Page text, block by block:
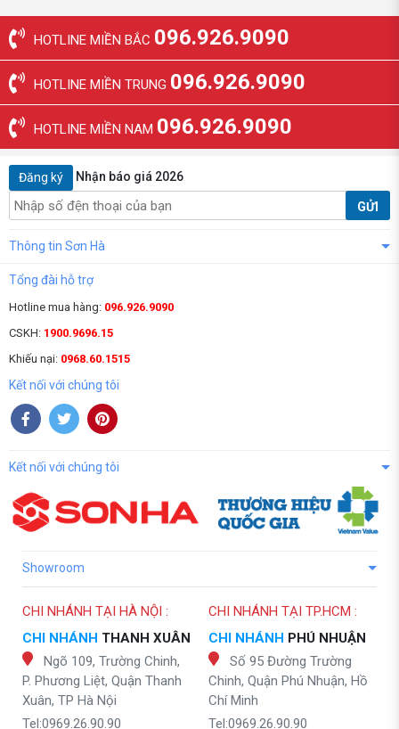
HOTLINE MIỀN BẮC 096.926.9090
HOTLINE MIỀN TRUNG 096.926.9090
HOTLINE MIỀN NAM 096.926.9090
Đăng ký Nhận báo giá 2026
GỬI
Thông tin Sơn Hà
Tổng đài hỗ trợ
Hotline mua hàng: 096.926.9090
CSKH: 1900.9696.15
Khiếu nại: 0968.60.1515
Kết nối với chúng tôi
Kết nối với chúng tôi
Showroom
CHI NHÁNH TẠI HÀ NỘI :
CHI NHÁNH THANH XUÂN
Ngõ 109, Trường Chinh,
P. Phương Liệt, Quận Thanh
Xuân, TP Hà Nội
Tel:0969.26.90.90
CHI NHÁNH TẠI TP.HCM :
CHI NHÁNH PHÚ NHUẬN
Số 95 Đường Trường
Chinh, Quận Phú Nhuận, Hồ
Chí Minh
Tel:0969.26.90.90